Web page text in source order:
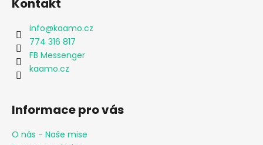
Kontakt
info@kaamo.cz
774 316 817
FB Messenger
kaamo.cz
Informace pro vás
O nás - Naše mise